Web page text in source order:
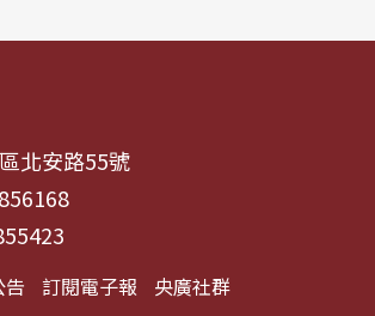
北安路55號
告 訂閱電子報 央廣社群